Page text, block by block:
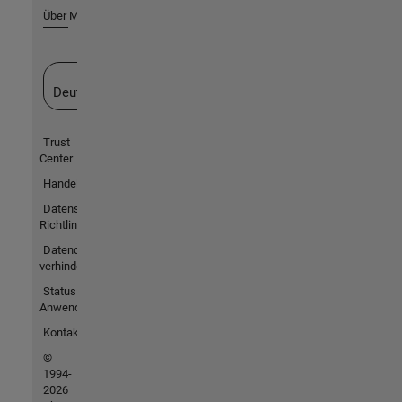
Über MathWorks
Deutschland
Trust
Center
Handelsmarken
Datenschutz-
Richtlinien
Datendiebstahl
verhindern
Status von
Anwendungen
Kontakt
©
1994-
2026